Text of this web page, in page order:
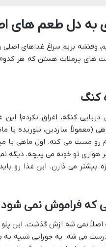
به دل طعم های
وقتشه بریم سراغ غذاهای
های پرملات هستن که هر
کنگ
کنگه، اغراق نکردم!
(معمولاً ساردین، شوریده
مست می کنه. اول ماهی یا
تو خونه می پیچه، دیگه
بیشتر می ذارن. این غذا رو
که فراموش نمی شود
اصلاً نمی شه ازش گذشت. این
می شه. یه جورایی شبیه به